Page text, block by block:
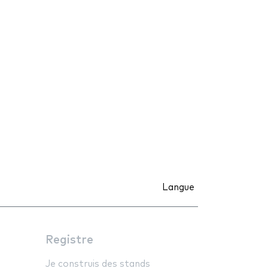
Langue
Registre
Je construis des stands